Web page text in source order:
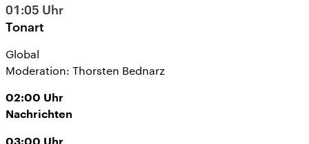
01:05 Uhr
Tonart
Global
Moderation: Thorsten Bednarz
02:00 Uhr
Nachrichten